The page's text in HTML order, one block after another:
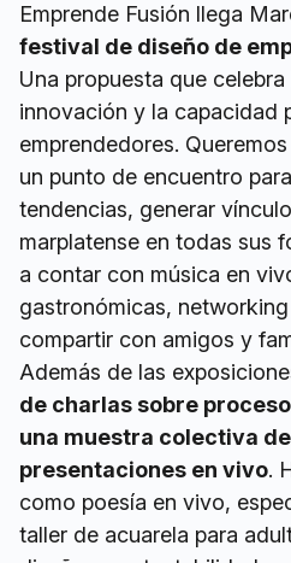
Emprende Fusión llega
festival de diseño de
Una propuesta que
innovación y la capacidad
emprendedores.
un punto de encuentro
tendencias, generar
marplatense en todas sus
a contar con música en
gastronómicas,
compartir con amigos y
Además de las
de charlas sobre
una muestra colectiva
presentaciones en vivo.
como poesía en vivo,
taller de acuarela para